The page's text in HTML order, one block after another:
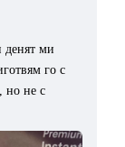
денят ми
го с
но не с